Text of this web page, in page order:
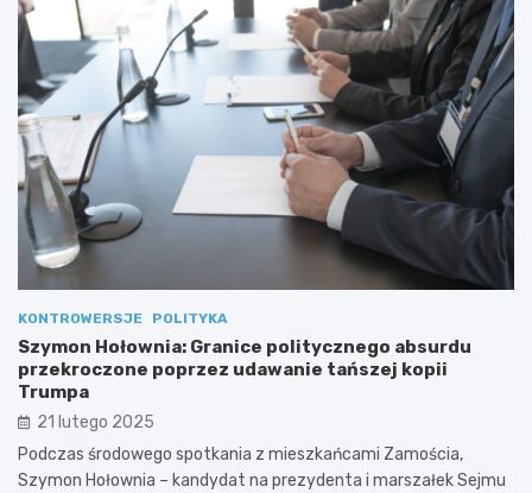
KONTROWERSJE POLITYKA
Szymon Hołownia: Granice politycznego absurdu
przekroczone poprzez udawanie tańszej kopii
Trumpa
21 lutego 2025
Podczas środowego spotkania z mieszkańcami Zamościa,
Szymon Hołownia – kandydat na prezydenta i marszałek Sejmu